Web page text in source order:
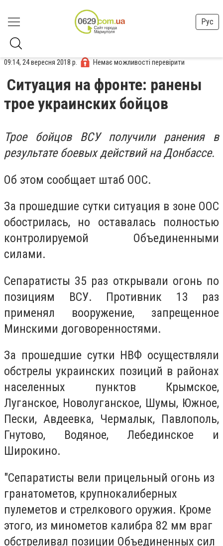
Рус
09:14, 24 вересня 2018 р. Немає можливості перевірити
Ситуация на фронте: ранены
трое украинских бойцов
Трое бойцов ВСУ получили ранения в
результате боевых действий на Донбассе.
Об этом сообщает штаб ООС.
За прошедшие сутки ситуация в зоне ООС
обострилась, но оставалась полностью
контролируемой Объединенными
силами.
Сепаратисты 35 раз открывали огонь по
позициям ВСУ. Противник 13 раз
применял вооружение, запрещенное
Минскими договоренностями.
За прошедшие сутки НВФ осуществляли
обстрелы украинских позиций в районах
населенных пунктов Крымское,
Луганское, Новолуганское, Шумы, Южное,
Пески, Авдеевка, Чермалык, Павлополь,
Гнутово, Водяное, Лебединское и
Широкино.
"Сепаратисты вели прицельный огонь из
гранатометов, крупнокалиберных
пулеметов и стрелкового оружия. Кроме
этого, из минометов калибра 82 мм враг
обстреливал позиции Объединенных сил